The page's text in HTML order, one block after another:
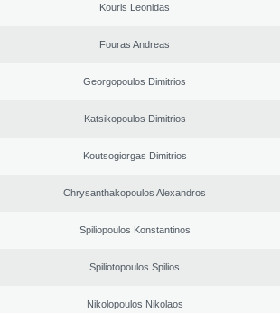
Kouris Leonidas
Fouras Andreas
Georgopoulos Dimitrios
Katsikopoulos Dimitrios
Koutsogiorgas Dimitrios
Chrysanthakopoulos Alexandros
Spiliopoulos Konstantinos
Spiliotopoulos Spilios
Nikolopoulos Nikolaos